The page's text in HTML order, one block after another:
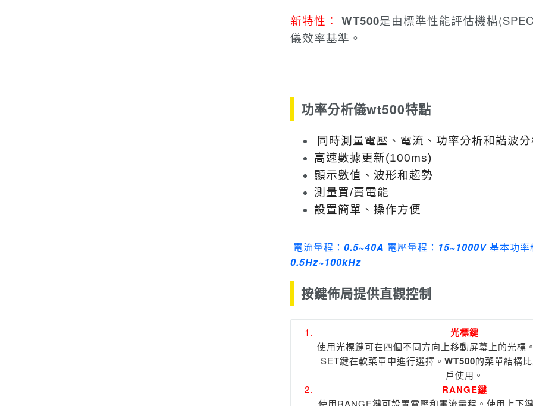
新特性： WT500是由標準性能評估機構
儀效率基準。
功率分析儀wt500特點
同時測量電壓、電流、功率分析和諧波
高速數據更新(100ms)
顯示數值、波形和趨勢
測量買/賣電能
設置簡單、操作方便
電流量程： 0.5~40A 電壓量程： 15~1000V 基本功率
0.5Hz~100kHz
按鍵佈局提供直觀控制
光標鍵
使用光標鍵可在四個不同方向上移動屏幕上的光標
SET鍵在軟菜單中進行選擇。 WT500的菜單結構
戶使用。
RANGE鍵